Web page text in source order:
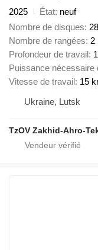
2025
État neuf
Nombre de disques 28
Nombre de rangées 2
Profondeur de travail
Puissance nécessaire
Vitesse de travail 15
Ukraine, Lutsk
TzOV Zakhid-Ahro-